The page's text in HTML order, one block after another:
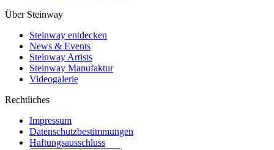
Über Steinway
Steinway entdecken
News & Events
Steinway Artists
Steinway Manufaktur
Videogalerie
Rechtliches
Impressum
Datenschutzbestimmungen
Haftungsausschluss